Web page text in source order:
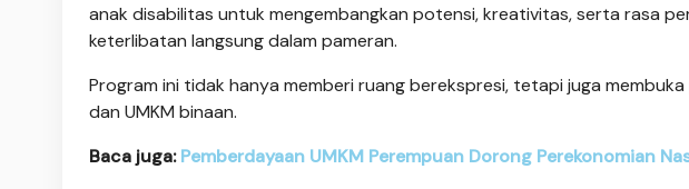
anak disabilitas untuk mengembangkan potensi, kreativitas, serta rasa
keterlibatan langsung dalam pameran.
Program ini tidak hanya memberi ruang berekspresi, tetapi juga
dan UMKM binaan.
Baca juga:Pemberdayaan UMKM Perempuan Dorong Perekonomian